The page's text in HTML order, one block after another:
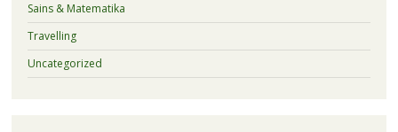
Sains & Matematika
Travelling
Uncategorized